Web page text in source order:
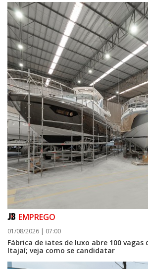
05/08/2026 | 07:00
Curta-metragem navegantino estreia no
sobre direitos da mulher
EMPREGO
01/08/2026 | 07:00
Fábrica de iates de luxo abre 100 vagas
Itajaí; veja como se candidatar